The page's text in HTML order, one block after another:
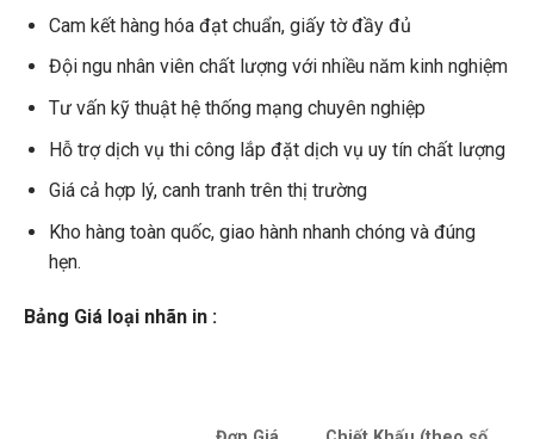
Cam kết hàng hóa đạt chuẩn, giấy tờ đầy đủ
Đội ngu nhân viên chất lượng với nhiều năm kinh nghiệm
Tư vấn kỹ thuật hệ thống mạng chuyên nghiệp
Hỗ trợ dịch vụ thi công lắp đặt dịch vụ uy tín chất lượng
Giá cả hợp lý, canh tranh trên thị trường
Kho hàng toàn quốc, giao hành nhanh chóng và đúng
hẹn.
Bảng Giá loại nhãn in :